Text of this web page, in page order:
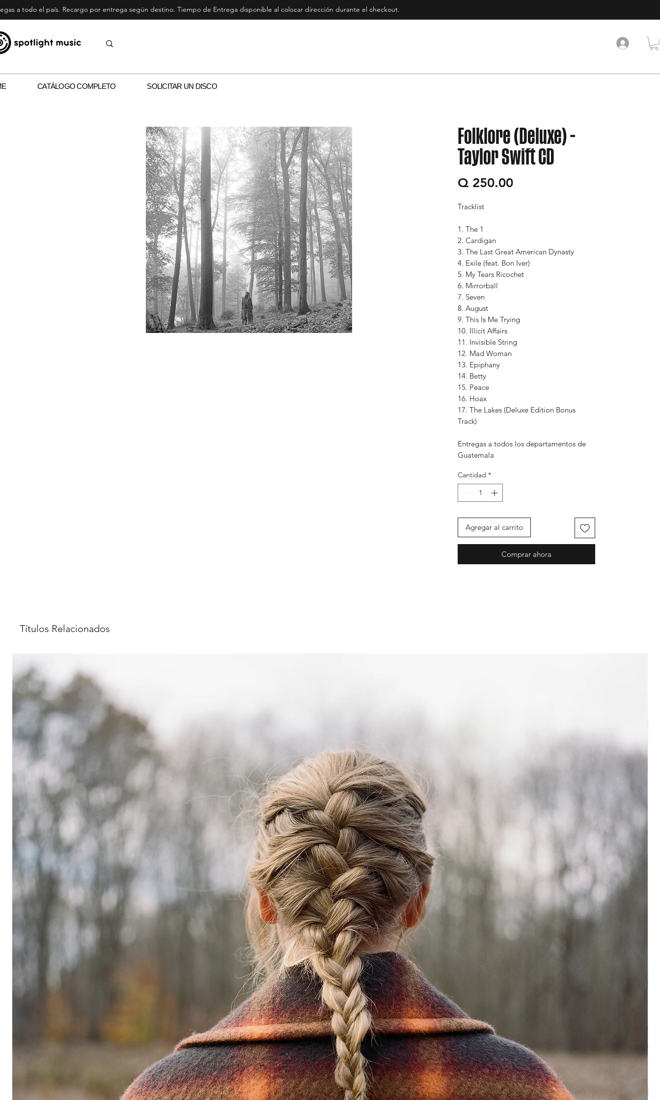
a todo el país. Recargo por entrega según destino. Tiempo de Entrega disponible al colocar dirección durante el checkout.
CATÁLOGO COMPLETO SOLICITAR UN DISCO
Folklore (Deluxe) -
Taylor Swift CD
Q 250.00Precio
Tracklist
1. The 1
2. Cardigan
3. The Last Great American Dynasty
4. Exile (feat. Bon Iver)
5. My Tears Ricochet
6. Mirrorball
7. Seven
8. August
9. This Is Me Trying
10. Illicit Affairs
11. Invisible String
12. Mad Woman
13. Epiphany
14. Betty
15. Peace
16. Hoax
17. The Lakes (Deluxe Edition Bonus
Track)
Entregas a todos los departamentos de
Guatemala
Cantidad *
Agregar al carrito
Comprar ahora
Títulos Relacionados